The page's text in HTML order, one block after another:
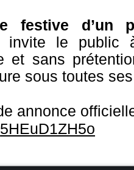
festive d’un
invite le public
et sans
sous toutes
annonce